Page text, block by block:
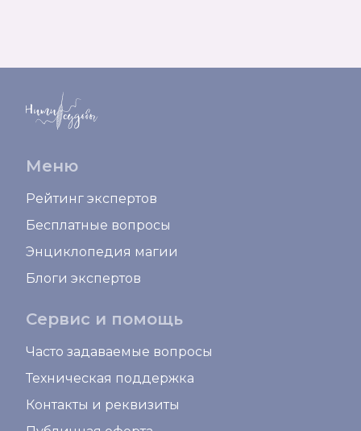
Меню
Рейтинг экспертов
Бесплатные вопросы
Энциклопедия магии
Блоги экспертов
Сервис и помощь
Часто задаваемые вопросы
Техническая поддержка
Контакты и реквизиты